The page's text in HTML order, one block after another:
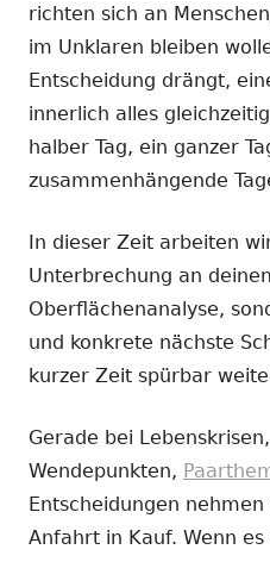
richten sich an
im Unklaren bleiben
Entscheidung drängt,
innerlich alles
halber Tag, ein ganzer
zusammenhängende
In dieser Zeit arbeiten
Unterbrechung an
Oberflächenanalyse,
und konkrete nächste
kurzer Zeit spürbar
Gerade bei
Wendepunkten,
Entscheidungen
Anfahrt in Kauf. Wenn